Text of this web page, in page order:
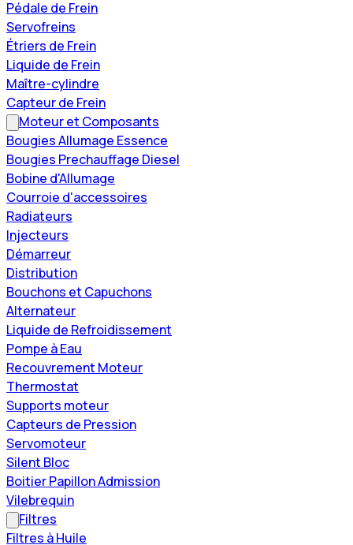
Pédale de Frein
Servofreins
Étriers de Frein
Liquide de Frein
Maître-cylindre
Capteur de Frein
Moteur et Composants
Bougies Allumage Essence
Bougies Prechauffage Diesel
Bobine d'Allumage
Courroie d'accessoires
Radiateurs
Injecteurs
Démarreur
Distribution
Bouchons et Capuchons
Alternateur
Liquide de Refroidissement
Pompe à Eau
Recouvrement Moteur
Thermostat
Supports moteur
Capteurs de Pression
Servomoteur
Silent Bloc
Boitier Papillon Admission
Vilebrequin
Filtres
Filtres à Huile